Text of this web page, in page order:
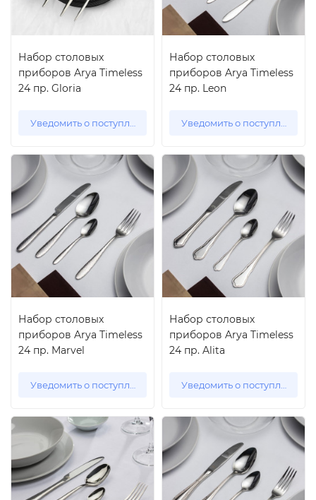
Набор столовых
приборов Arya Timeless
24 пр. Gloria
Уведомить о поступлении
Набор столовых
приборов Arya Timeless
24 пр. Leon
Уведомить о поступлении
Набор столовых
приборов Arya Timeless
24 пр. Marvel
Уведомить о поступлении
Набор столовых
приборов Arya Timeless
24 пр. Alita
Уведомить о поступлении